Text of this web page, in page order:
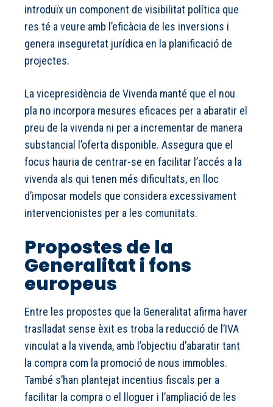
introduïx un component de visibilitat política que
res té a veure amb l’eficàcia de les inversions i
genera inseguretat jurídica en la planificació de
projectes.
La vicepresidència de Vivenda manté que el nou
pla no incorpora mesures eficaces per a abaratir el
preu de la vivenda ni per a incrementar de manera
substancial l’oferta disponible. Assegura que el
focus hauria de centrar-se en facilitar l’accés a la
vivenda als qui tenen més dificultats, en lloc
d’imposar models que considera excessivament
intervencionistes per a les comunitats.
Propostes de la
Generalitat i fons
europeus
Entre les propostes que la Generalitat afirma haver
traslladat sense èxit es troba la reducció de l’IVA
vinculat a la vivenda, amb l’objectiu d’abaratir tant
la compra com la promoció de nous immobles.
També s’han plantejat incentius fiscals per a
facilitar la compra o el lloguer i l’ampliació de les